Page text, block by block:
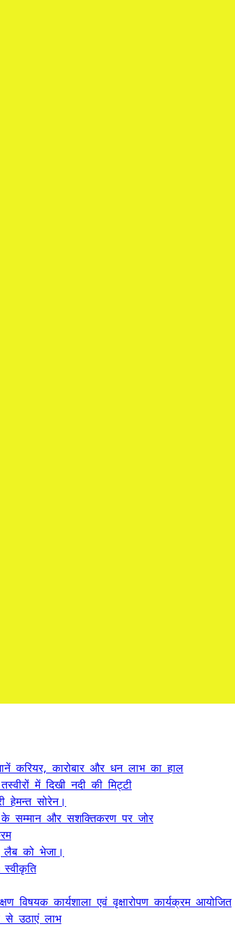
करियर, कारोबार और धन लाभ का हाल
में दिखी नदी की मिट्टी
हेमन्त सोरेन।
के सम्मान और सशक्तिकरण पर जोर
लैब को भेजा।
विषयक कार्यशाला एवं वृक्षारोपण कार्यक्रम आयोजित
से उठाएं लाभ